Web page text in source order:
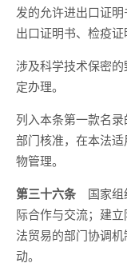
发的允许进出口证
出口证明书、检疫证
涉及科学技术保密
定办理。
列入本条第一款名
部门核准，在本法
物管理。
第三十六条 国家组
际合作与交流；建
法贸易的部门协调
动。